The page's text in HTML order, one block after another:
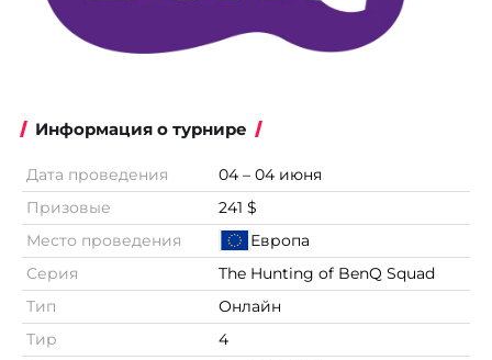
Информация о турнире
Дата проведения
04 – 04 июня
Призовые
241 $
Место проведения
Европа
Серия
The Hunting of BenQ Squad
Тип
Онлайн
Тир
4